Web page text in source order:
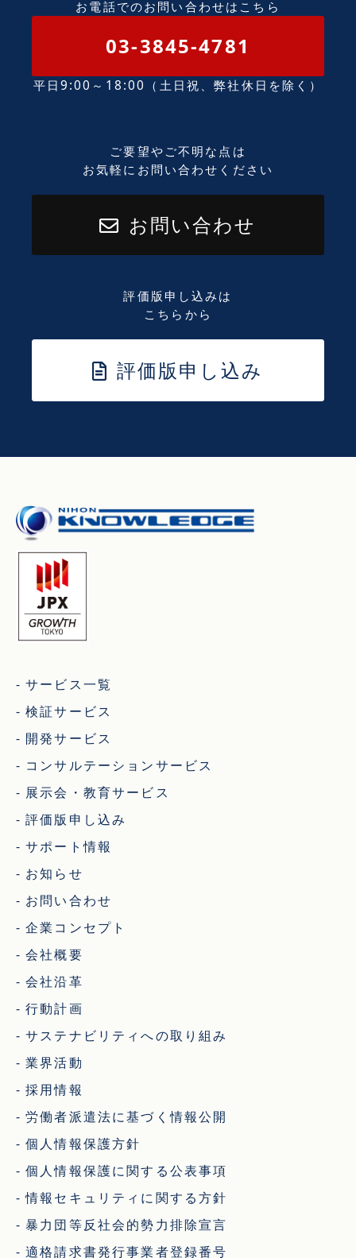
お電話でのお問い合わせはこちら
03-3845-4781
平日9:00～18:00（土日祝、弊社休日を除く）
ご要望やご不明な点は
お気軽にお問い合わせください
お問い合わせ
評価版申し込みは
こちらから
評価版申し込み
サービス一覧
検証サービス
開発サービス
コンサルテーションサービス
展示会・教育サービス
評価版申し込み
サポート情報
お知らせ
お問い合わせ
企業コンセプト
会社概要
会社沿革
行動計画
サステナビリティへの取り組み
業界活動
採用情報
労働者派遣法に基づく情報公開
個人情報保護方針
個人情報保護に関する公表事項
情報セキュリティに関する方針
暴力団等反社会的勢力排除宣言
適格請求書発行事業者登録番号